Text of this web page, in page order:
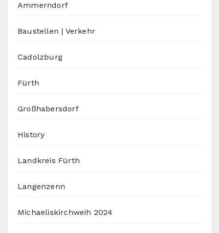
Ammerndorf
Baustellen | Verkehr
Cadolzburg
Fürth
Großhabersdorf
History
Landkreis Fürth
Langenzenn
Michaeliskirchweih 2024